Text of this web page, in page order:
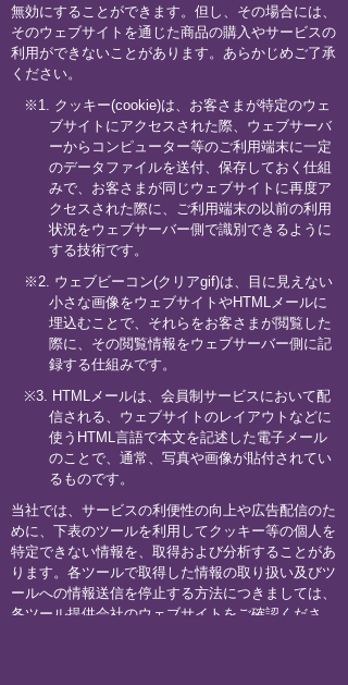
無効にすることができます。但し、その場合には、
そのウェブサイトを通じた商品の購入やサービスの
利用ができないことがあります。あらかじめご了承
ください。
※1. クッキー(cookie)は、お客さまが特定のウェ
ブサイトにアクセスされた際、ウェブサーバ
ーからコンピューター等のご利用端末に一定
のデータファイルを送付、保存しておく仕組
みで、お客さまが同じウェブサイトに再度ア
クセスされた際に、ご利用端末の以前の利用
状況をウェブサーバー側で識別できるように
する技術です。
※2. ウェブビーコン(クリアgif)は、目に見えない
小さな画像をウェブサイトやHTMLメールに
埋込むことで、それらをお客さまが閲覧した
際に、その閲覧情報をウェブサーバー側に記
録する仕組みです。
※3. HTMLメールは、会員制サービスにおいて配
信される、ウェブサイトのレイアウトなどに
使うHTML言語で本文を記述した電子メール
のことで、通常、写真や画像が貼付されてい
るものです。
当社では、サービスの利便性の向上や広告配信のた
めに、下表のツールを利用してクッキー等の個人を
特定できない情報を、取得および分析することがあ
ります。各ツールで取得した情報の取り扱い及びツ
ールへの情報送信を停止する方法につきましては、
各ツール提供会社のウェブサイトをご確認くださ